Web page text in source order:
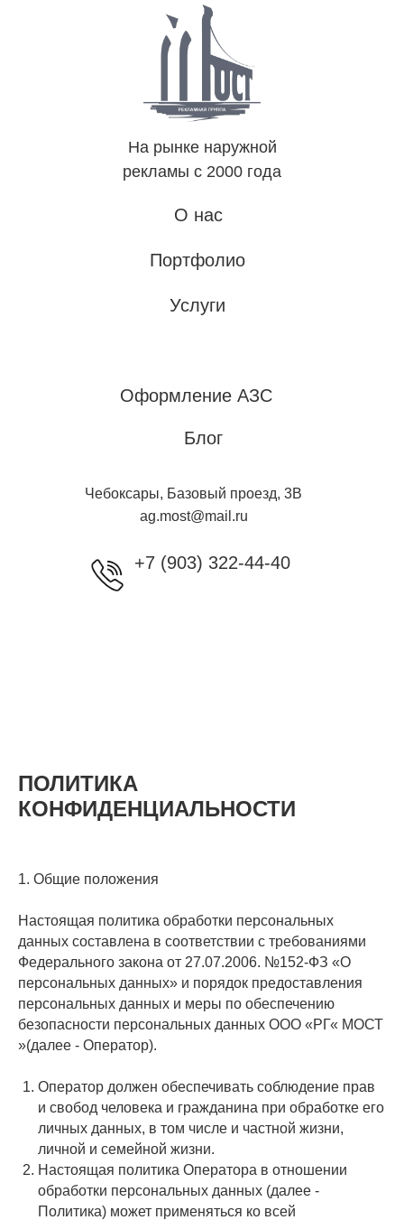
На рынке наружной
рекламы с 2000 года
+7 (903) 322-44-40
О нас
Услуги
Портфолио
Оформление АЗС
Блог
Чебоксары, Базовый проезд, 3B
ag.most@mail.ru
ПОЛИТИКА
КОНФИДЕНЦИАЛЬНОСТИ
1. Общие положения
Настоящая политика обработки персональных
данных составлена в соответствии с требованиями
Федерального закона от 27.07.2006. №152-ФЗ «О
персональных данных» и порядок предоставления
персональных данных и меры по обеспечению
безопасности персональных данных ООО «РГ« МОСТ
»(далее - Оператор).
Оператор должен обеспечивать соблюдение прав
и свобод человека и гражданина при обработке его
личных данных, в том числе и частной жизни,
личной и семейной жизни.
Настоящая политика Оператора в отношении
обработки персональных данных (далее -
Политика) может применяться ко всей